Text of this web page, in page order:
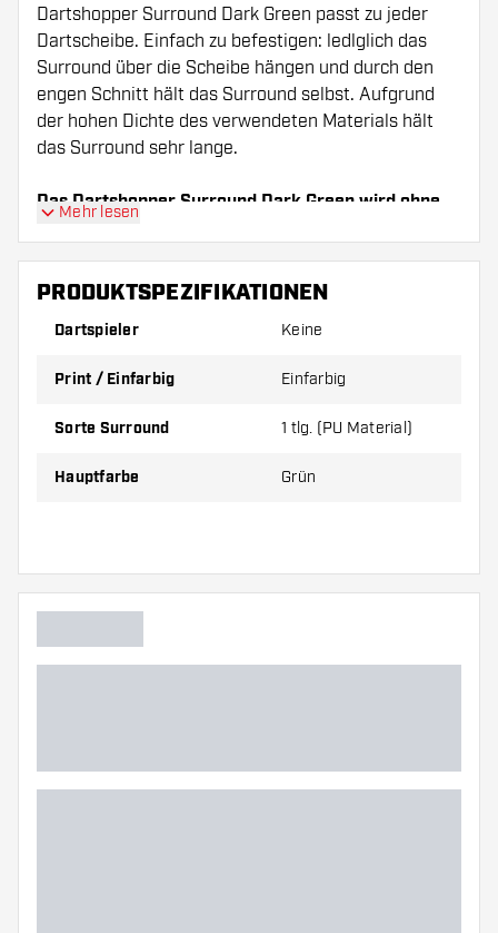
Dartshopper Surround Dark Green passt zu jeder
Dartscheibe. Einfach zu befestigen: ledlglich das
Surround über die Scheibe hängen und durch den
engen Schnitt hält das Surround selbst. Aufgrund
der hohen Dichte des verwendeten Materials hält
das Surround sehr lange.
Das Dartshopper Surround Dark Green wird ohne
Mehr lesen
PRODUKTSPEZIFIKATIONEN
Dartspieler Keine
Print / Einfarbig Einfarbig
Sorte Surround 1 tlg. (PU Material)
Hauptfarbe Grün